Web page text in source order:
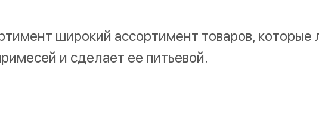
широкий ассортимент товаров, которые
и сделает ее питьевой.